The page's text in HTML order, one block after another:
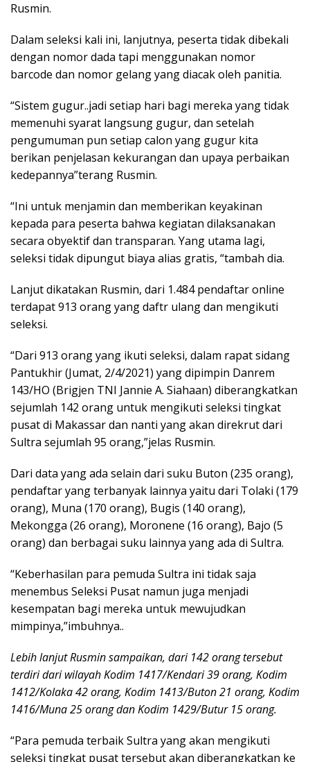
Rusmin.
Dalam seleksi kali ini, lanjutnya, peserta tidak dibekali
dengan nomor dada tapi menggunakan nomor
barcode dan nomor gelang yang diacak oleh panitia.
“Sistem gugur..jadi setiap hari bagi mereka yang tidak
memenuhi syarat langsung gugur, dan setelah
pengumuman pun setiap calon yang gugur kita
berikan penjelasan kekurangan dan upaya perbaikan
kedepannya”terang Rusmin.
“Ini untuk menjamin dan memberikan keyakinan
kepada para peserta bahwa kegiatan dilaksanakan
secara obyektif dan transparan. Yang utama lagi,
seleksi tidak dipungut biaya alias gratis, “tambah dia.
Lanjut dikatakan Rusmin, dari 1.484 pendaftar online
terdapat 913 orang yang daftr ulang dan mengikuti
seleksi.
“Dari 913 orang yang ikuti seleksi, dalam rapat sidang
Pantukhir (Jumat, 2/4/2021) yang dipimpin Danrem
143/HO (Brigjen TNI Jannie A. Siahaan) diberangkatkan
sejumlah 142 orang untuk mengikuti seleksi tingkat
pusat di Makassar dan nanti yang akan direkrut dari
Sultra sejumlah 95 orang,”jelas Rusmin.
Dari data yang ada selain dari suku Buton (235 orang),
pendaftar yang terbanyak lainnya yaitu dari Tolaki (179
orang), Muna (170 orang), Bugis (140 orang),
Mekongga (26 orang), Moronene (16 orang), Bajo (5
orang) dan berbagai suku lainnya yang ada di Sultra.
“Keberhasilan para pemuda Sultra ini tidak saja
menembus Seleksi Pusat namun juga menjadi
kesempatan bagi mereka untuk mewujudkan
mimpinya,”imbuhnya..
Lebih lanjut Rusmin sampaikan, dari 142 orang tersebut
terdiri dari wilayah Kodim 1417/Kendari 39 orang, Kodim
1412/Kolaka 42 orang, Kodim 1413/Buton 21 orang, Kodim
1416/Muna 25 orang dan Kodim 1429/Butur 15 orang.
“Para pemuda terbaik Sultra yang akan mengikuti
seleksi tingkat pusat tersebut akan diberangkatkan ke